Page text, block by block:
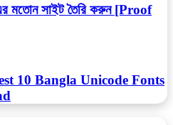
সাইট তৈরি করুন [Proof
Best 10 Bangla Unicode Fonts